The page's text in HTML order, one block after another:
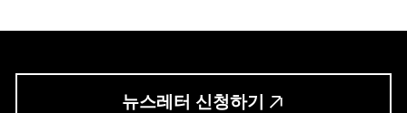
뉴스레터 신청하기